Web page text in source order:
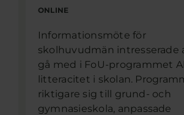
ONLINE
Informationsmöte för
skolhuvudmän intresserade
gå med i FoU-programmet
litteracitet i skolan.
riktigare sig till grund- och
gymnasieskola, anpassade